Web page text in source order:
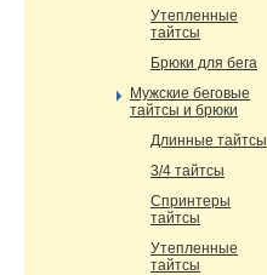
Утепленные
тайтсы
Брюки для бега
Мужские беговые
тайтсы и брюки
Длинные тайтсы
3/4 тайтсы
Спринтеры
тайтсы
Утепленные
тайтсы